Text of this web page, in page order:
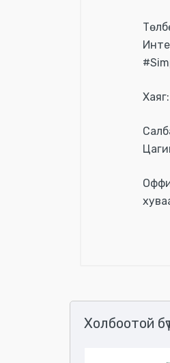
Хаяг:
Холбоотой